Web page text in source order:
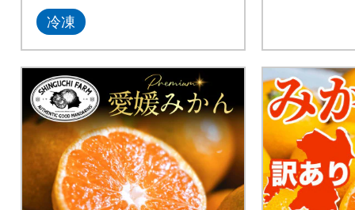
冷凍